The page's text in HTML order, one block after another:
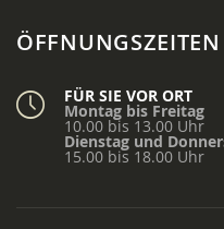
ÖFFNUNGSZEITEN
FÜR SIE VOR ORT
Montag bis Freitag
10.00 bis 13.00 Uhr
Dienstag und
15.00 bis 18.00 Uhr